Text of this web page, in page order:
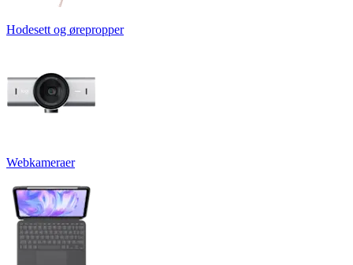
Hodesett og ørepropper
Webkameraer